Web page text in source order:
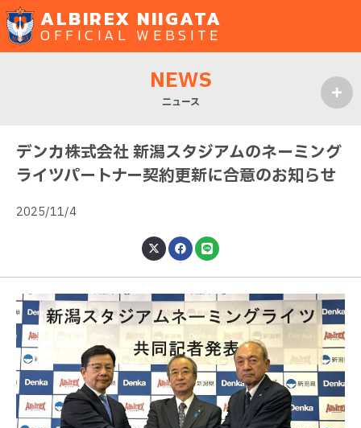
ALBIREX NIIGATA
OFFICIAL WEBSITE
NEWS
ニュース
デンカ株式会社 新潟スタジアムのネーミング
ライツパートナー契約更新に合意のお知らせ
2025/11/4